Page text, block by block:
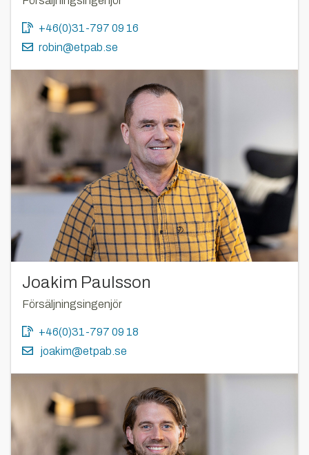
+46(0)31-797 09 16
robin@etpab.se
Joakim Paulsson
Försäljningsingenjör
+46(0)31-797 09 18
joakim@etpab.se